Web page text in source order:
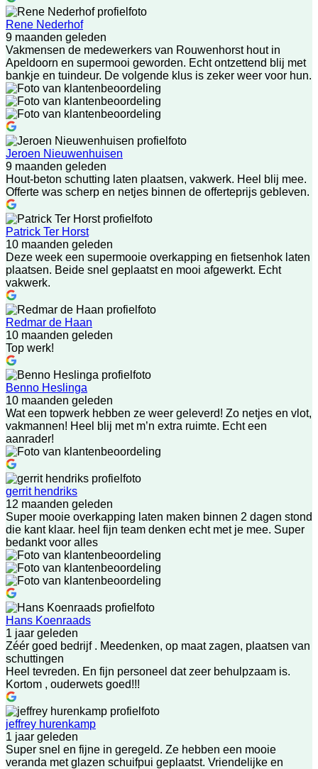
Rene Nederhof
9 maanden geleden
Vakmensen de medewerkers van Rouwenhorst hout in
Apeldoorn en supermooi geworden. Echt ontzettend blij met
bankje en tuindeur. De volgende klus is zeker weer voor hun.
Jeroen Nieuwenhuisen
9 maanden geleden
Hout-beton schutting laten plaatsen, vakwerk. Heel blij mee.
Offerte was scherp en netjes binnen de offerteprijs gebleven.
Patrick Ter Horst
10 maanden geleden
Deze week een supermooie overkapping en fietsenhok laten
plaatsen. Beide snel geplaatst en mooi afgewerkt. Echt
vakwerk.
Redmar de Haan
10 maanden geleden
Top werk!
Benno Heslinga
10 maanden geleden
Wat een topwerk hebben ze weer geleverd! Zo netjes en vlot,
vakmannen! Heel blij met m’n extra ruimte. Echt een
aanrader!
gerrit hendriks
12 maanden geleden
Super mooie overkapping laten maken binnen 2 dagen stond
die kant klaar. heel fijn team denken echt met je mee. Super
bedankt voor alles
Hans Koenraads
1 jaar geleden
Zéér goed bedrijf . Meedenken, op maat zagen, plaatsen van
schuttingen
Heel tevreden. En fijn personeel dat zeer behulpzaam is.
Kortom , ouderwets goed!!!
jeffrey hurenkamp
1 jaar geleden
Super snel en fijne in geregeld. Ze hebben een mooie
veranda met glazen schuifpui geplaatst. Vriendelijke en